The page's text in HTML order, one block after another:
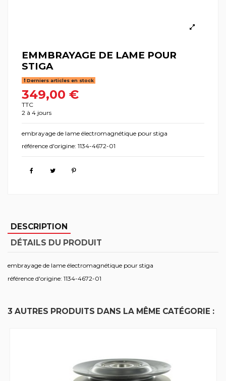
EMMBRAYAGE DE LAME POUR
STIGA
Derniers articles en stock
349,00 €
TTC
2 à 4 jours
embrayage de lame électromagnétique pour stiga
référence d'origine: 1134-4672-01
DESCRIPTION
DÉTAILS DU PRODUIT
embrayage de lame électromagnétique pour stiga
référence d'origine: 1134-4672-01
3 AUTRES PRODUITS DANS LA MÊME CATÉGORIE :